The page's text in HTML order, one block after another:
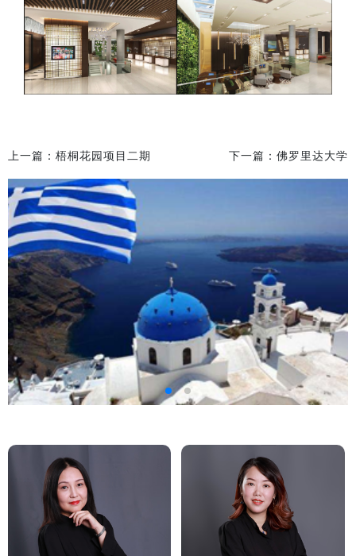
上一篇： 梧桐花园项目二期 下一篇： 佛罗里达大学